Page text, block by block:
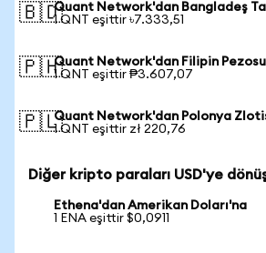
🇧🇩Quant Network'dan Bangladeş
1 QNT eşittir ৳7.333,51
🇵🇭Quant Network'dan Filipin
1 QNT eşittir ₱3.607,07
🇵🇱Quant Network'dan Polonya
1 QNT eşittir zł 220,76
Diğer kripto paraları USD'ye
Ethena'dan Amerikan Doları'na
1 ENA eşittir $0,0911